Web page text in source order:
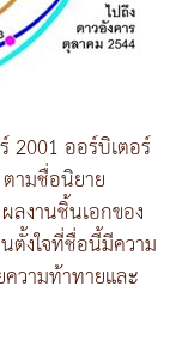
2001 ออร์บิเตอร์
ามชื่อนิยาย
ลงานชิ้นเอกของ
ตั้งใจที่ชื่อนี้มีความ
วามท้าทายและ